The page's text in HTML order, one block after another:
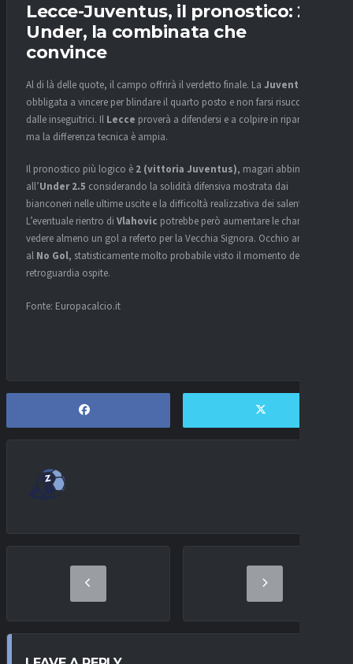
Lecce-Juventus, il pronostico: 2 e
Under, la combinata che
convince
Al di là delle quote, il campo offrirà il verdetto finale. La Juventus
obbligata a vincere per blindare il quarto posto e non farsi risucchiare
dalle inseguitrici. Il Lecce proverà a difendersi e a colpire in ripartenza,
ma la differenza tecnica è ampia.
Il pronostico più logico è 2 (vittoria Juventus), magari abbinato
all’Under 2.5 considerando la solidità difensiva mostrata dai
bianconeri nelle ultime uscite e la difficoltà realizzativa dei salentini.
L’eventuale rientro di Vlahovic potrebbe però aumentare le chance di
vedere almeno un gol a referto per la Vecchia Signora. Occhio anche
al No Gol, statisticamente molto probabile visto il momento della
retroguardia ospite.
Fonte: Europacalcio.it